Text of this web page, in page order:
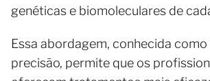
genéticas e biomoleculares de
Essa abordagem, conhecida
precisão, permite que os